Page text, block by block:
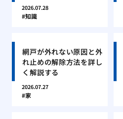
2026.07.28
知識
網戸が外れない原因と外
れ止めの解除方法を詳し
く解説する
2026.07.27
家